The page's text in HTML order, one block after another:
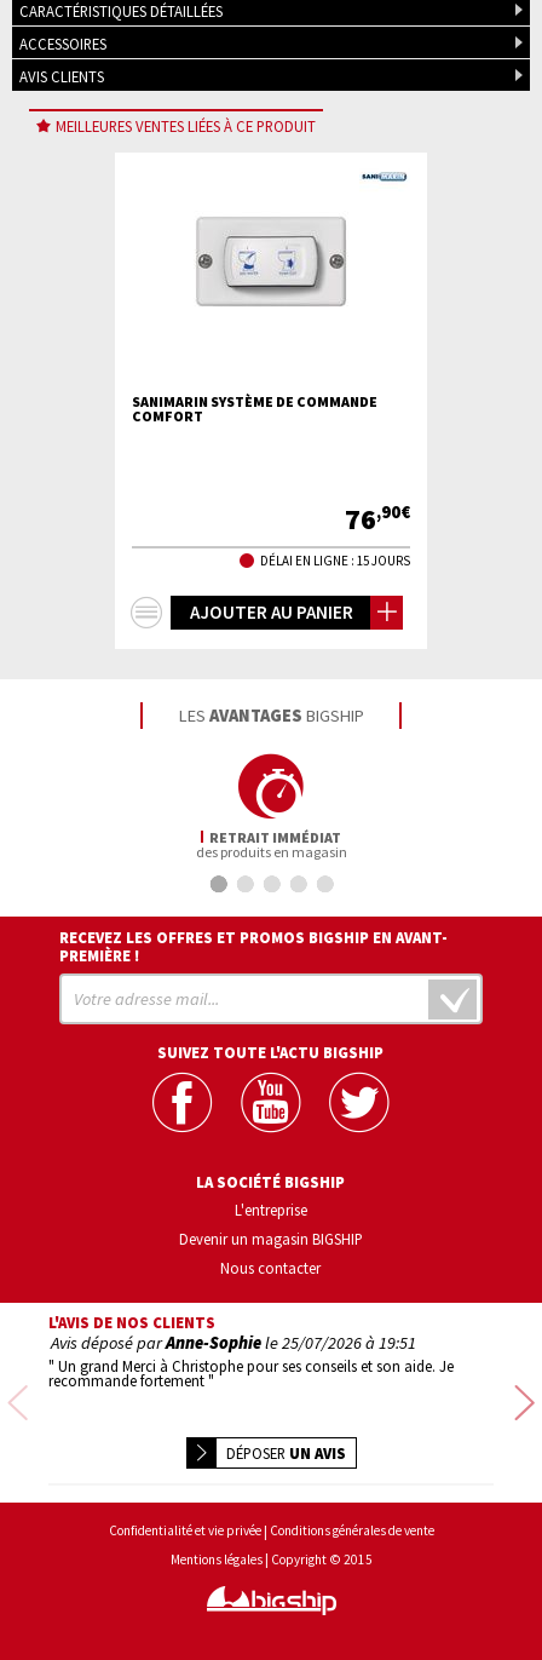
CARACTÉRISTIQUES DÉTAILLÉES
ACCESSOIRES
AVIS CLIENTS
MEILLEURES VENTES LIÉES À CE PRODUIT
SANIMARIN SYSTÈME DE COMMANDE
COMFORT
76,90€
DÉLAI EN LIGNE : 15 JOURS
AJOUTER AU PANIER
LES AVANTAGES BIGSHIP
RETRAIT IMMÉDIAT
des produits en magasin
RECEVEZ LES OFFRES ET PROMOS BIGSHIP EN AVANT-
PREMIÈRE !
SUIVEZ TOUTE L'ACTU BIGSHIP
LA SOCIÉTÉ BIGSHIP
L'entreprise
Devenir un magasin BIGSHIP
Nous contacter
L'AVIS DE NOS CLIENTS
Avis déposé parAnne-Sophiele25/07/2026 à 19:51
" Un grand Merci à Christophe pour ses conseils et son aide. Je
recommande fortement "
DÉPOSER UN AVIS
Confidentialité et vie privée
Conditions générales de vente
Mentions légales
Copyright © 2015